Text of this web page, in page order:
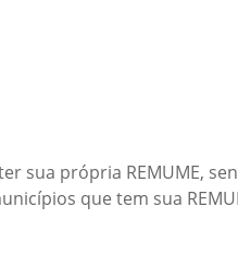
sua própria REMUME,
que tem sua